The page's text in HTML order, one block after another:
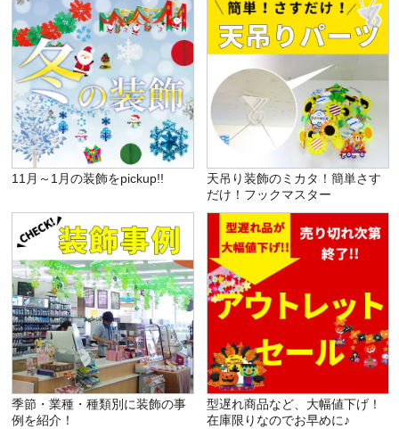
11月～1月の装飾をpickup!!
天吊り装飾のミカタ！簡単さす
だけ！フックマスター
季節・業種・種類別に装飾の事
例を紹介！
型遅れ商品など、大幅値下げ！
在庫限りなのでお早めに♪